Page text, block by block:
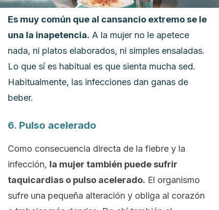
Es muy común que al cansancio extremo se le
una la inapetencia. A la mujer no le apetece
nada, ni platos elaborados, ni simples ensaladas.
Lo que sí es habitual es que sienta mucha sed.
Habitualmente, las infecciones dan ganas de
beber.
6. Pulso acelerado
Como consecuencia directa de la fiebre y la
infección, la mujer también puede sufrir
taquicardias o pulso acelerado. El organismo
sufre una pequeña alteración y obliga al corazón